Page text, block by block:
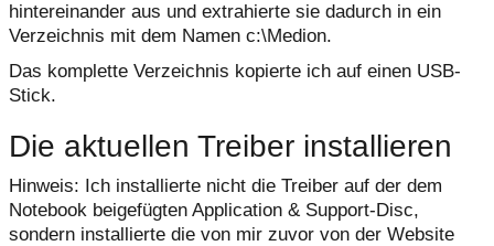
hintereinander aus und extrahierte sie dadurch in ein
Verzeichnis mit dem Namen c:\Medion.
Das komplette Verzeichnis kopierte ich auf einen USB-
Stick.
Die aktuellen Treiber installieren
Hinweis: Ich installierte nicht die Treiber auf der dem
Notebook beigefügten Application & Support-Disc,
sondern installierte die von mir zuvor von der Website